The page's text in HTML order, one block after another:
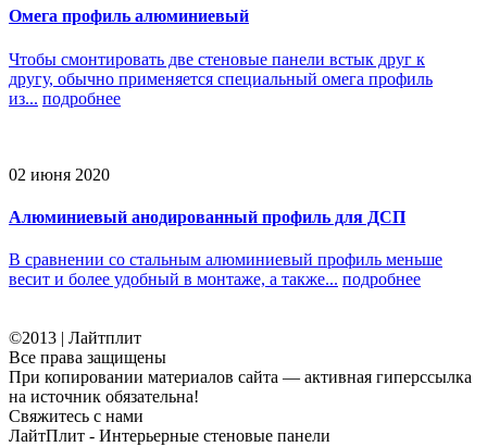
Омега профиль алюминиевый
Чтобы смонтировать две стеновые панели встык друг к
другу, обычно применяется специальный омега профиль
из... подробнее
02 июня 2020
Алюминиевый анодированный профиль для ДСП
В сравнении со стальным алюминиевый профиль меньше
весит и более удобный в монтаже, а также... подробнее
©2013 | Лайтплит
Все права защищены
При копировании материалов сайта — активная гиперссылка
на источник обязательна!
Свяжитесь с нами
ЛайтПлит - Интерьерные стеновые панели